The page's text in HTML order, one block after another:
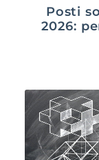
Posti
2026: